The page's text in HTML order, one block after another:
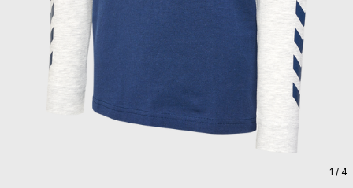
1 / 4